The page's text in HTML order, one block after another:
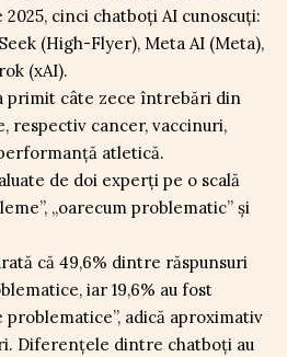
cinci chatboți AI cunoscuți:
(High-Flyer), Meta AI (Meta),
(xAI).
primit câte zece întrebări din
respectiv cancer, vaccinuri,
atletică.
de doi experți pe o scală
„oarecum problematic” și
că 49,6% dintre răspunsuri
iar 19,6% au fost
adică aproximativ
Diferențele dintre chatboți au